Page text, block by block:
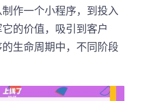
作一个小程序，到投入
的价值，吸引到客户
生命周期中，不同阶段